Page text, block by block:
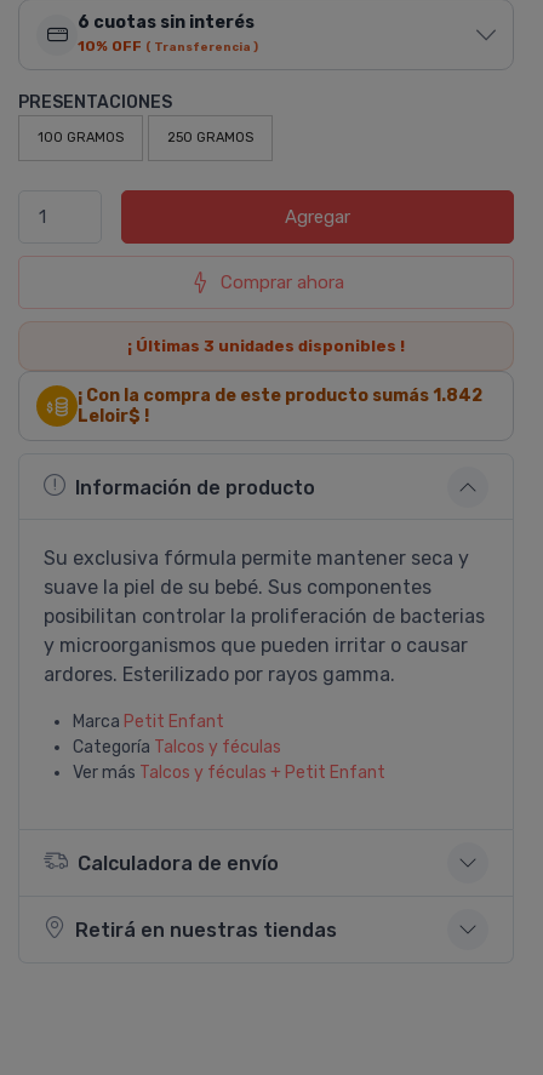
6 cuotas sin interés
10% OFF ( Transferencia )
PRESENTACIONES
100 GRAMOS 250 GRAMOS
Agregar
Comprar ahora
¡ Últimas 3 unidades disponibles !
¡ Con la compra de este producto sumás 1.842
Leloir$ !
Información de producto
Su exclusiva fórmula permite mantener seca y
suave la piel de su bebé. Sus componentes
posibilitan controlar la proliferación de bacterias
y microorganismos que pueden irritar o causar
ardores. Esterilizado por rayos gamma.
Marca Petit Enfant
Categoría Talcos y féculas
Ver más Talcos y féculas + Petit Enfant
Calculadora de envío
Retirá en nuestras tiendas